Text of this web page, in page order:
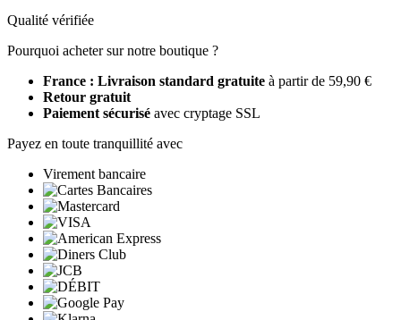
Qualité vérifiée
Pourquoi acheter sur notre boutique ?
France : Livraison standard gratuite à partir de 59,90 €
Retour gratuit
Paiement sécurisé avec cryptage SSL
Payez en toute tranquillité avec
Virement bancaire